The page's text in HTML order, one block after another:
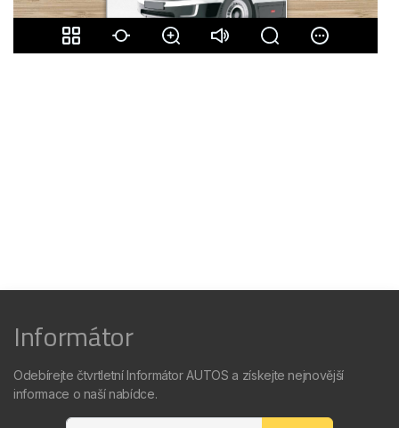
Informátor
Odebírejte čtvrtletní Informátor AUTOS a získejte nejnovější
informace o naší nabídce.